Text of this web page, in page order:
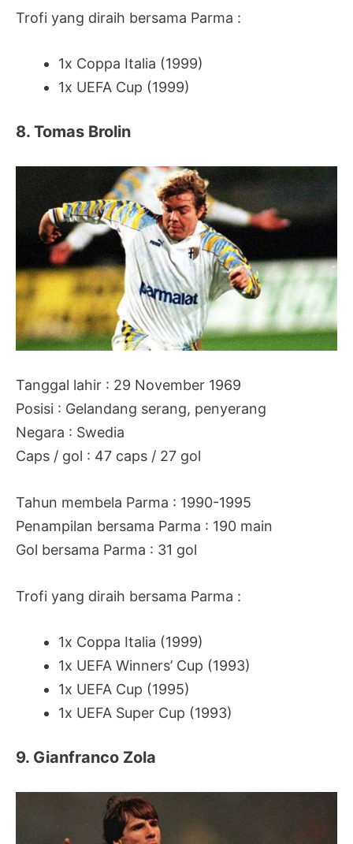
Trofi yang diraih bersama Parma :
1x Coppa Italia (1999)
1x UEFA Cup (1999)
8. Tomas Brolin
Tanggal lahir : 29 November 1969
Posisi : Gelandang serang, penyerang
Negara : Swedia
Caps / gol : 47 caps / 27 gol
Tahun membela Parma : 1990-1995
Penampilan bersama Parma : 190 main
Gol bersama Parma : 31 gol
Trofi yang diraih bersama Parma :
1x Coppa Italia (1999)
1x UEFA Winners’ Cup (1993)
1x UEFA Cup (1995)
1x UEFA Super Cup (1993)
9. Gianfranco Zola